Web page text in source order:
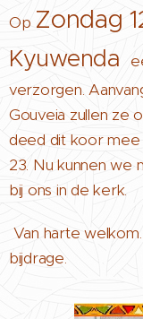
Op Zondag
Kyuwenda
verzorgen.
Gouveia zullen ze
deed dit koor mee
23. Nu kunnen we
bij ons in de kerk.
Van harte
bijdrage.